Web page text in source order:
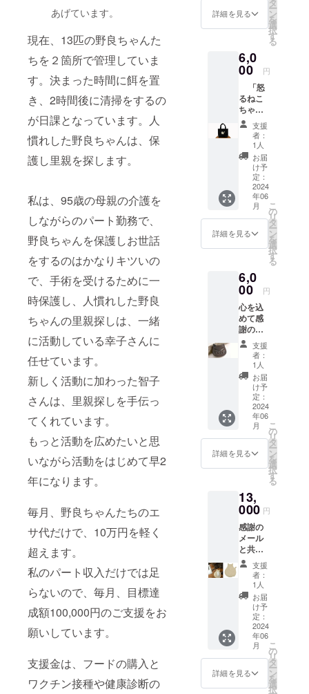
あげています。
現在、13匹の野良ちゃんた
ちを２箇所で管理していま
す。決まった時間に餌を置
き、2時間後に清掃をするの
が日課となっています。人
慣れした野良ちゃんは、保
護し里親を探します。
私は、95歳の母親の介護を
しながらのパート勤務で、
野良ちゃんを保護しお世話
をするのはかなりキツいの
で、手術を受けるために一
時保護し、人慣れした野良
ちゃんの里親探しは、一緒
に活動している幸子さんに
任せています。
新しく活動に加わった智子
さんは、里親探しを手伝っ
てくれています。
もっと活動を広めたいと思
いながら活動をはじめて早2
年になります。
毎月、野良ちゃんたちのエ
サ代だけで、10万円を軽く
超えます。
私のパート収入だけでは足
らないので、毎月、目標達
成額100,000円のご支援をお
願いしています。
支援金は、フードの購入と
ワクチン接種や健康診断の
詳細を見る ー
ン
を
選
択
す
る
6,0
00 円
「怒
るねこ
ちゃん
をも
らって
やって
下さ
い。」
︎︎ 心を
込めて
感謝の
メール
と共に
『怒る
ねこ
ちゃ
お届け
いたし
ます。
キャン
バス生
地のミ
ニトー
トバッ
（黒）
刺繍
糸でミ
シン刺
繍を施
した、
シンプ
ルなミ
す。
しっか
りとし
た厚み
の生地
になっ
ている
ので、
安心し
て使用
できま
す。 ︎
｛素
材］デ
ニム生
地 容
量・約
支援
者：
1人
お届
け予
定：
2024
年06
月
詳細を見る
こ
の
リ
タ
ー
ン
を
選
択
す
る
6,0
00 円
心を込
めて感
謝の
メール
と共に
『木製
猫コー
ター』
をお届
けいた
しま
す。
木工作
家さん
に制作
いしま
した。
ヒノキ
材を焼
き杉の
ように
焦がし
、丁寧
にコゲ
を落と
した
後、仕
上げに
オスモ
カラー
という
舐めて
支援
者：
1人
お届
け予
定：
2024
年06
月
詳細を見る
こ
の
リ
タ
ー
ン
を
選
択
す
る
13,
000 円
感謝の
メール
と共に
【猫の
マウス
パッ
ト】を
お届け
致しま
す。 猫
好きに
はたま
らない
シル
エッ
支援
者：
1人
お届
け予
定：
2024
年06
月
詳細を見る
こ
の
リ
タ
ー
ン
を
選
択